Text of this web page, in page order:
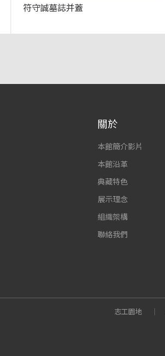
符守誠墓誌并蓋
關於
本館簡介影片
本館沿革
典藏特色
展示理念
組織架構
聯絡我們
志工園地